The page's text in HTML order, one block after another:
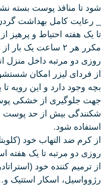
شود تا منافذ پوست بسته
_ رعایت کامل بهداشت
تا یک هفته احتیاط و پرهیز
مکرر هر ۲ ساعت یک
روزی دو مرتبه داخل منزل
از فردای لیزر امکان
بچه وجود دارد و این رویه تا
جهت جلوگیری از خشکی
شکنندگی بیش از حد پوست
استفاده شود.
از کرم ضد التهاب خود
روزی دو مرتبه تا یک هفته
از ترمیم کننده خود
رژوواسیل، اسکار استتیک